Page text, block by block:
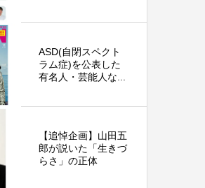
ASD(自閉スペクト
ラム症)を公表した
有名人・芸能人な...
【追悼企画】山田五
郎が説いた「生きづ
らさ」の正体